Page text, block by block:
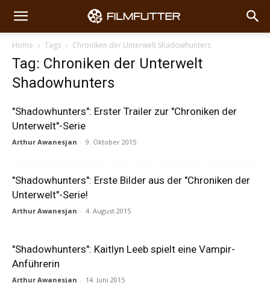
Home Tags Chroniken der Unterwelt Shadowhunters
Tag: Chroniken der Unterwelt
Shadowhunters
"Shadowhunters": Erster Trailer zur "Chroniken der
Unterwelt"-Serie
Arthur Awanesjan - 9. Oktober 2015
"Shadowhunters": Erste Bilder aus der "Chroniken der
Unterwelt"-Serie!
Arthur Awanesjan - 4. August 2015
"Shadowhunters": Kaitlyn Leeb spielt eine Vampir-
Anführerin
Arthur Awanesjan - 14. Juni 2015